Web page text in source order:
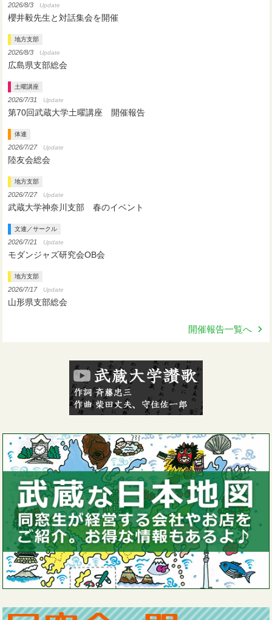
2026/8/3 Update
櫻井毅先生と対話集会を開催
地方支部
2026/8/3 Update
広島県支部総会
土曜講座
2026/7/31 Update
第70回武蔵大学土曜講座 開催報告
体連
2026/7/27 Update
陸友会総会
地方支部
2026/7/27 Update
武蔵大学神奈川支部 春のイベント
文連／サークル
2026/7/21 Update
モダンジャズ研究会OB会
地方支部
2026/7/17 Update
山形県支部総会
開催報告一覧へ